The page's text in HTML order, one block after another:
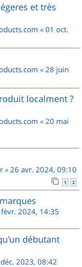
et très
« 01 oct.
« 28 juin
localment ?
« 20 mai
« 26 avr. 2024, 09:10
1 2
2024, 14:35
débutant
2023, 08:42